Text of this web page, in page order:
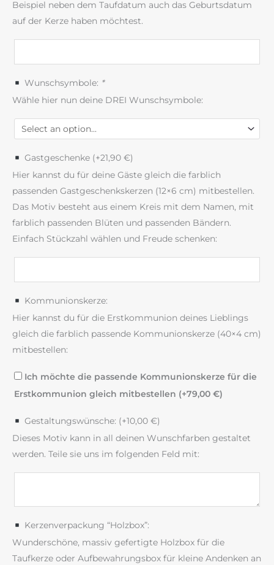
Beispiel neben dem Taufdatum auch das Geburtsdatum
auf der Kerze haben möchtest.
Wunschsymbole: *
Wähle hier nun deine DREI Wunschsymbole:
Gastgeschenke (+21,90 €)
Hier kannst du für deine Gäste gleich die farblich
passenden Gastgeschenkskerzen (12×6 cm) mitbestellen.
Das Motiv besteht aus einem Kreis mit dem Namen, mit
farblich passenden Blüten und passenden Bändern.
Einfach Stückzahl wählen und Freude schenken:
Kommunionskerze:
Hier kannst du für die Erstkommunion deines Lieblings
gleich die farblich passende Kommunionskerze (40×4 cm)
mitbestellen:
Ich möchte die passende Kommunionskerze für die
Erstkommunion gleich mitbestellen (+79,00 €)
Gestaltungswünsche: (+10,00 €)
Dieses Motiv kann in all deinen Wunschfarben gestaltet
werden. Teile sie uns im folgenden Feld mit:
Kerzenverpackung “Holzbox”:
Wunderschöne, massiv gefertigte Holzbox für die
Taufkerze oder Aufbewahrungsbox für kleine Andenken an